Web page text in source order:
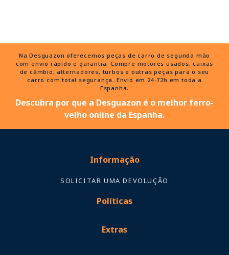
Na Desguazon oferecemos peças de carro de segunda mão
com envio rápido e garantia. Compre motores usados, caixas
de câmbio, alternadores, turbos e outras peças para o seu
carro com total segurança. Envio em 24-72h em toda a
Espanha.
Descubra por que a Desguazon é o melhor ferro-
velho online da Espanha.
Informação
SOLICITAR UMA DEVOLUÇÃO
Políticas
Extras